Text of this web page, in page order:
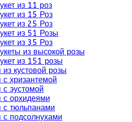
из 11 роз
из 15 Роз
из 25 Роз
из 51 Розы
из 35 Роз
из высокой розы
из 151 розы
из кустовой розы
с хризантемой
с эустомой
с орхидеями
с тюльпанами
с подсолнухами